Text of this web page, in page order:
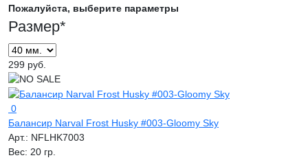
Пожалуйста, выберите параметры
Размер*
299 руб.
0
Балансир Narval Frost Husky #003-Gloomy Sky
Арт.: NFLHK7003
Вес: 20 гр.